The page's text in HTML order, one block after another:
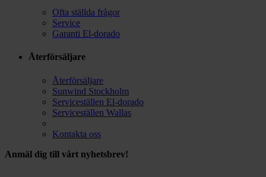
Ofta ställda frågor
Service
Garanti El-dorado
Återförsäljare
Återförsäljare
Sunwind Stockholm
Serviceställen El-dorado
Serviceställen Wallas
Kontakta oss
Anmäl dig till vårt nyhetsbrev!